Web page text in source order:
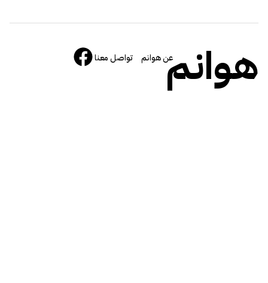
هوانمعن هوانم تواصل معنا